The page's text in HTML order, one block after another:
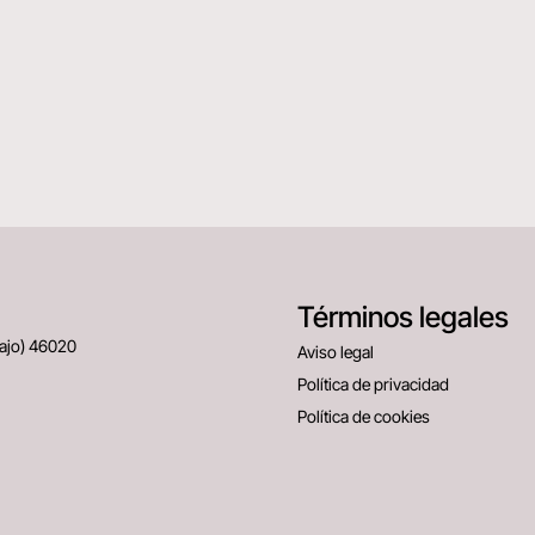
46020
Términos legales
Aviso legal
Política de privacidad
Política de cookies